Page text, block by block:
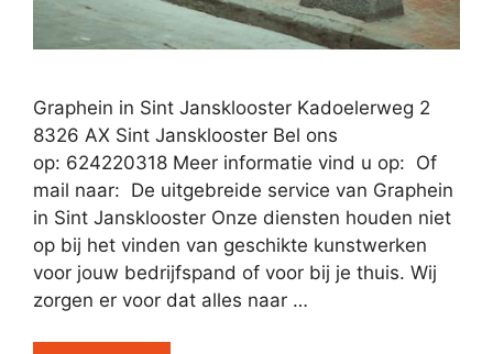
Graphein in Sint Jansklooster Kadoelerweg 2
8326 AX Sint Jansklooster Bel ons
op: 624220318 Meer informatie vind u op: Of
mail naar: De uitgebreide service van Graphein
in Sint Jansklooster Onze diensten houden niet
op bij het vinden van geschikte kunstwerken
voor jouw bedrijfspand of voor bij je thuis. Wij
zorgen er voor dat alles naar …